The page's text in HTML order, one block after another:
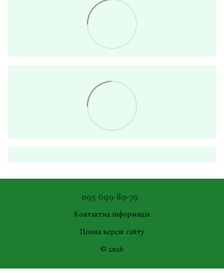
093 699-89-79
Контактна інформація
Повна версія сайту
© 2026